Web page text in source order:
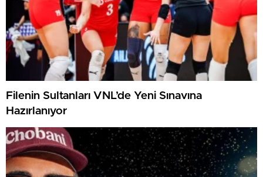
Filenin Sultanları VNL’de Yeni Sınavına
Hazırlanıyor